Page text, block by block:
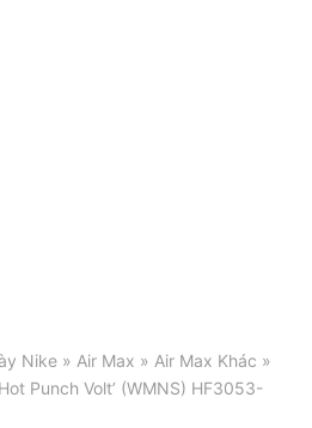
Nike » Air Max » Air Max Khác »
Punch Volt’ (WMNS) HF3053-